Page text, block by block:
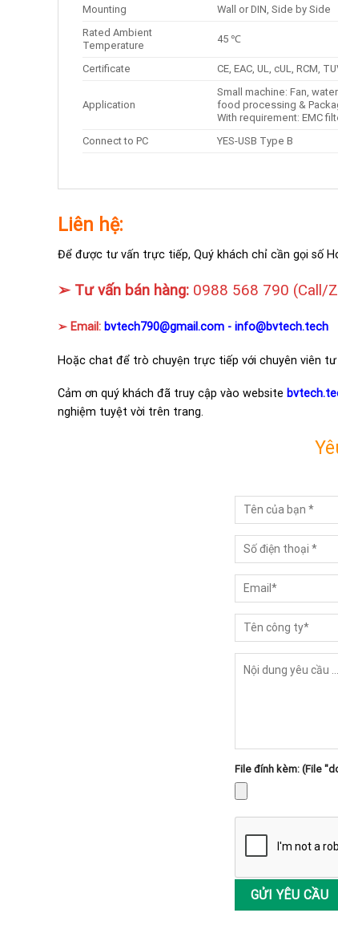
Mounting
Wall or DIN, Side by Side
Rated Ambient
Temperature
45 ℃
Certificate CE, EAC, UL, cUL, RCM,
Application
Small machine: Fan,
food processing &
With requirement: EMC
Connect to PC
YES-USB Type B
Liên hệ:
Để được tư vấn trực tiếp, Quý khách chỉ cần gọi số
➢ Tư vấn bán hàng: 0988 568 790 (Call/
➢ Email: bvtech790@gmail.com - info@bvtech.tech
Hoặc chat để trò chuyện trực tiếp với chuyên viên
Cảm ơn quý khách đã truy cập vào website
nghiệm tuyệt vời trên trang.
File đính kèm: (File